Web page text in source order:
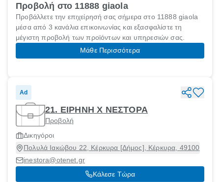
Προβολή στο 11888 giaola
Προβάλλετε την επιχείρησή σας σήμερα στο 11888 giaola
μέσα από 3 κανάλια επικοινωνίας και εξασφαλίστε τη
μέγιστη προβολή των προϊόντων και υπηρεσιών σας.
Μάθε Περισσότερα
Ad
21. ΕΙΡΗΝΗ Χ ΝΕΣΤΟΡΑ
Προβολή
Δικηγόροι
Πολυλά Ιακώβου 22, Κέρκυρα [Δήμος], Κέρκυρα, 49100
inestora@otenet.gr
Κάλεσε Τώρα